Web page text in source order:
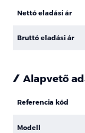
Nettó eladási ár
Bruttó eladási ár
Alapvető
Referencia kód
Modell